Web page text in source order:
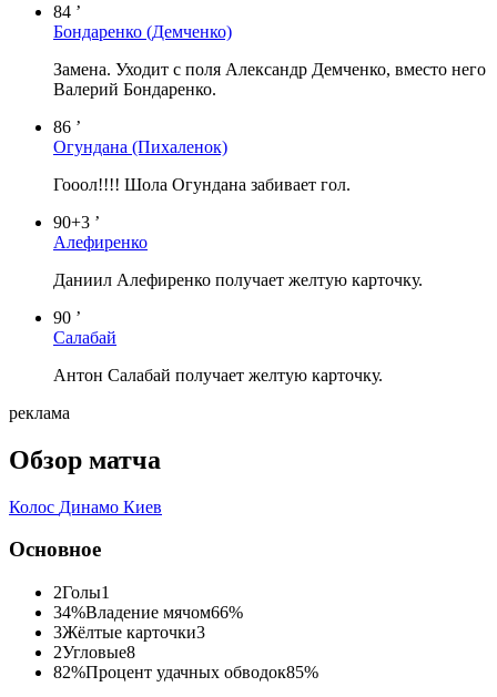
84 ’
Бондаренко (Демченко)
Замена. Уходит с поля Александр Демченко, вместо него
Валерий Бондаренко.
86 ’
Огундана (Пихаленок)
Гооол!!!! Шола Огундана забивает гол.
90+3 ’
Алефиренко
Даниил Алефиренко получает желтую карточку.
90 ’
Салабай
Антон Салабай получает желтую карточку.
реклама
Обзор матча
Колос Динамо Киев
Основное
2Голы1
34%Владение мячом66%
3Жёлтые карточки3
2Угловые8
82%Процент удачных обводок85%